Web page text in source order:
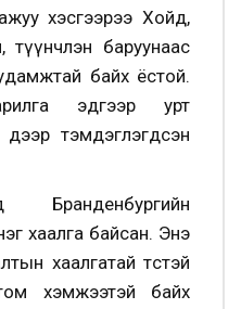
хэсгээрээ Хойд,
түүнчлэн баруунаас
байх ёстой.
эдгээр урт
тэмдэглэгдсэн
Бранденбургийн
хаалга байсан. Энэ
хаалгатай төстэй
хэмжээтэй байх